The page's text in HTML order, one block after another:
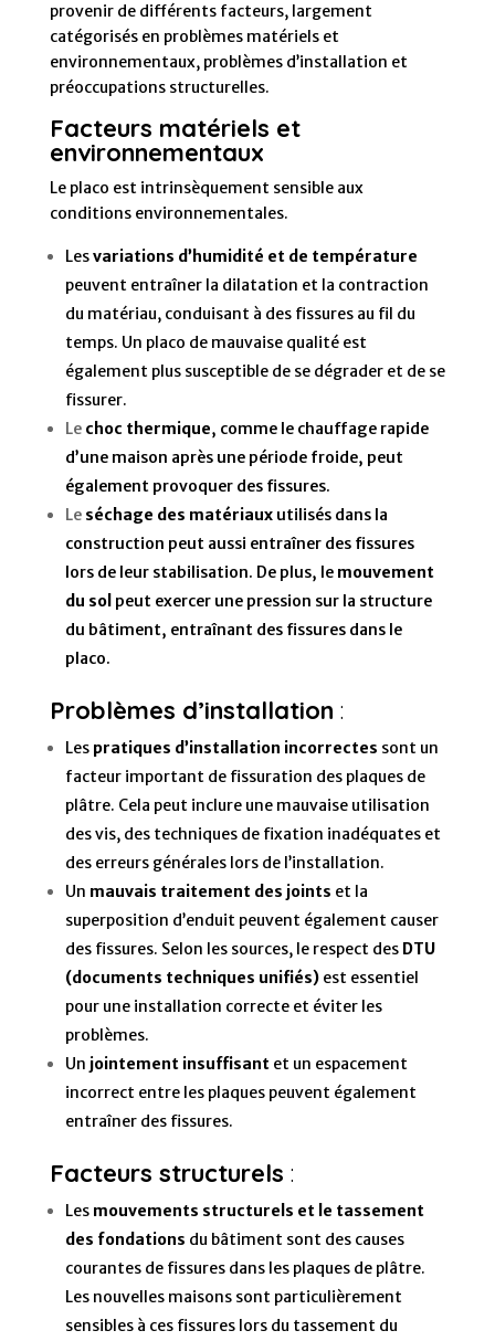
provenir de différents facteurs, largement
catégorisés en problèmes matériels et
environnementaux, problèmes d’installation et
préoccupations structurelles.
Facteurs matériels et
environnementaux
Le placo est intrinsèquement sensible aux
conditions environnementales.
Lesvariations d’humidité et de température
peuvent entraîner la dilatation et la contraction
du matériau, conduisant à des fissures au fil du
temps. Un placo de mauvaise qualité est
également plus susceptible de se dégrader et de se
fissurer.
Le choc thermique, comme le chauffage rapide
d’une maison après une période froide, peut
également provoquer des fissures.
Le séchage des matériauxutilisés dans la
construction peut aussi entraîner des fissures
lors de leur stabilisation. De plus, le mouvement
du sol peut exercer une pression sur la structure
du bâtiment, entraînant des fissures dans le
placo.
Problèmes d’installation :
Les pratiques d’installation incorrectes sont un
facteur important de fissuration des plaques de
plâtre. Cela peut inclure une mauvaise utilisation
des vis, des techniques de fixation inadéquates et
des erreurs générales lors de l’installation.
Un mauvais traitement des joints et la
superposition d’enduit peuvent également causer
des fissures. Selon les sources, le respect des DTU
(documents techniques unifiés)est essentiel
pour une installation correcte et éviter les
problèmes.
Un jointement insuffisantet un espacement
incorrect entre les plaques peuvent également
entraîner des fissures.
Facteurs structurels :
Les mouvements structurels et le tassement
des fondations du bâtiment sont des causes
courantes de fissures dans les plaques de plâtre.
Les nouvelles maisons sont particulièrement
sensibles à ces fissures lors du tassement du